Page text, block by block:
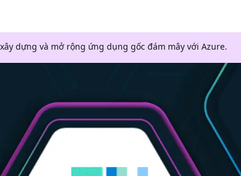
dựng và mở rộng ứng dụng gốc đám mây với Azure.